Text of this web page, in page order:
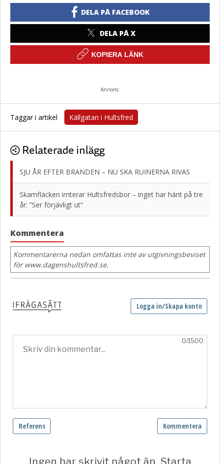
DELA PÅ FACEBOOK
DELA PÅ X
KOPIERA LÄNK
Annons:
Taggar i artikel Källgatan i Hultsfred
Relaterade inlägg
SJU ÅR EFTER BRANDEN – NU SKA RUINERNA RIVAS
Skamfläcken irriterar Hultsfredsbor – inget har hänt på tre
år: ”Ser förjävligt ut”
Kommentera
Kommentarerna nedan omfattas inte av utgivningsbeviset
för www.dagenshultsfred.se.